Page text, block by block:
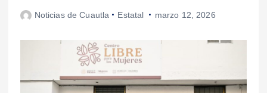
Noticias de Cuautla Estatal marzo 12, 2026